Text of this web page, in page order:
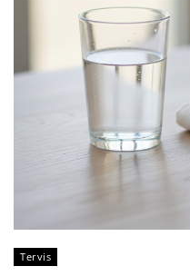
Tervis